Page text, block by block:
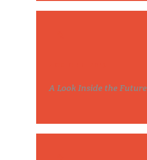
A Look Inside the Future